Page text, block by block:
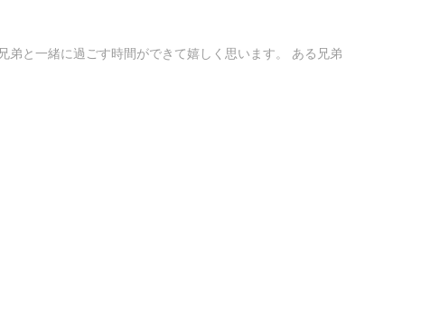
と一緒に過ごす時間ができて嬉しく思います。 ある兄弟